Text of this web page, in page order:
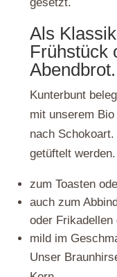
gesetzt.
Als
Frühstück
Abendbrot.
Kunterbunt
mit unserem Bio
nach
getüftelt werden.
zum Toasten
auch zum
oder Frikadellen
mild im
Unser